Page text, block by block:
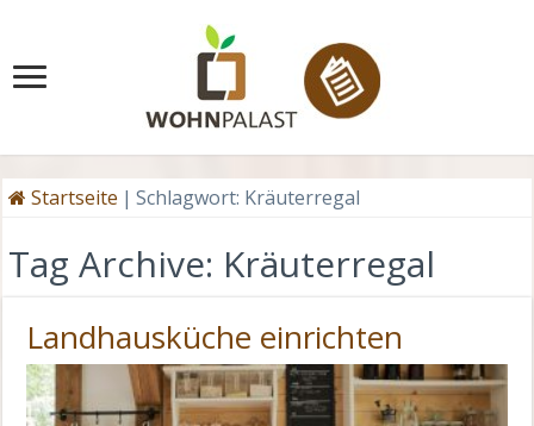
Startseite | Schlagwort: Kräuterregal
Tag Archive: Kräuterregal
Landhausküche einrichten